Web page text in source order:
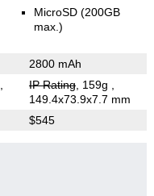
MicroSD (200GB
max.)
2800 mAh
IP Rating, 159g
149.4x73.9x7.7 mm
$545